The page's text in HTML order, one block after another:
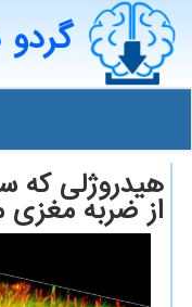
گردو
هیدروژلی كه
از ضربه